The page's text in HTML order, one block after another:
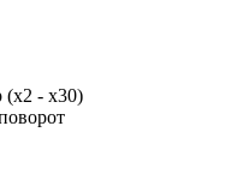
(х2 - х30)